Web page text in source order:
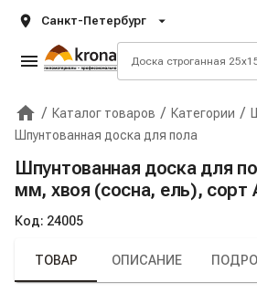
Санкт-Петербург
Главная
/ Каталог товаров / Категории /
Шпунтованная доска для пола
Шпунтованная доска для
мм, хвоя (сосна, ель), сорт
Код: 24005
Крона
ТОВАР ОПИСАНИЕ